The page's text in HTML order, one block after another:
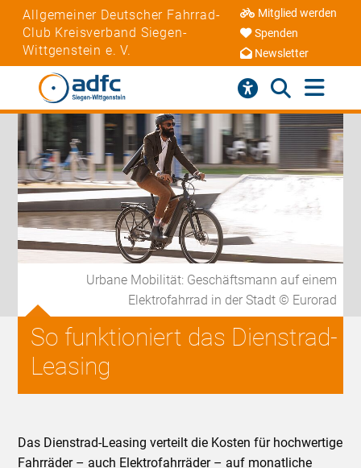
Allgemeiner Deutscher Fahrrad-
Club Kreisverband Siegen-
Wittgenstein e. V.
Mitglied werden
Spenden
Newsletter
Urbane Mobilität: Geschäftsmann auf einem
Elektrofahrrad in der Stadt © Eurorad
So funktioniert das Dienstrad-
Leasing
Das Dienstrad-Leasing verteilt die Kosten für hochwertige
Fahrräder – auch Elektrofahrräder – auf monatliche